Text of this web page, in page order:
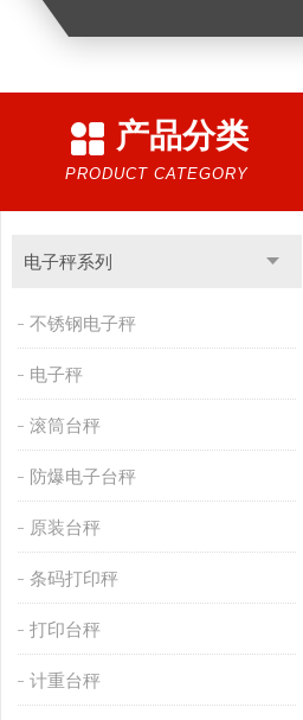
产品分类
PRODUCT CATEGORY
电子秤系列
不锈钢电子秤
电子秤
滚筒台秤
防爆电子台秤
原装台秤
条码打印秤
打印台秤
计重台秤